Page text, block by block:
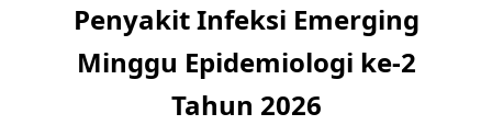
Penyakit Infeksi Emerging
Minggu Epidemiologi ke-2
Tahun 2026